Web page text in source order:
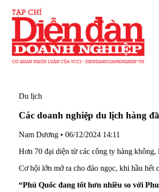
Du lịch
Các doanh nghiệp du lịch hàng
Nam Dương • 06/12/2024 14:11
Hơn 70 đại diện từ các công ty hàng
Cơ hội lớn mở ra cho đảo ngọc, khi hầu
“Phú Quốc đang tốt hơn nhiều so với